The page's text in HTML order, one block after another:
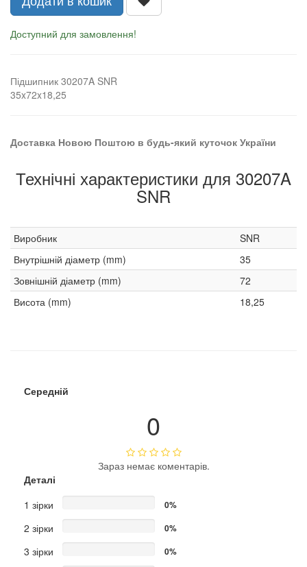
Доступний для замовлення!
Підшипник 30207A SNR
35x72x18,25
Доставка Новою Поштою в будь-який куточок України
Технічні характеристики для 30207A
SNR
Виробник
SNR
Внутрішній діаметр (mm)
35
Зовнішній діаметр (mm)
72
Висота (mm)
18,25
Середній
0
Зараз немає коментарів.
Деталі
1 зірки
0%
2 зірки 0%
3 зірки 0%